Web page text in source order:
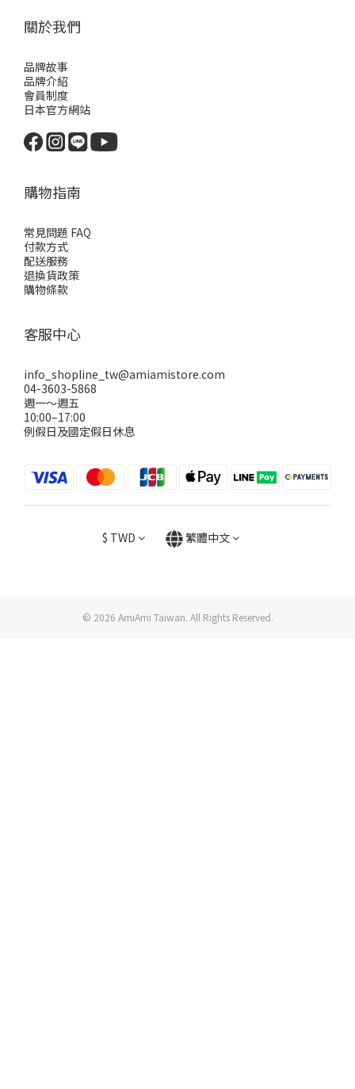
關於我們
品牌故事
品牌介紹
會員制度
日本官方網站
購物指南
常見問題 FAQ
付款方式
配送服務
退換貨政策
購物條款
客服中心
info_shopline_tw@amiamistore.com
04-3603-5868
週一～週五
10:00–17:00
例假日及國定假日休息
$ TWD 繁體中文
© 2026 AmiAmi Taiwan. All Rights Reserved.